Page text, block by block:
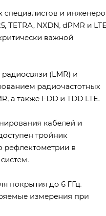
специалистов и
NXDN, dPMR и
важной
(LMR) и
радиочастотных
а также FDD и TDD LTE.
кабелей и
тройник
рефлектометрии в
покрытия до 6 ГГц.
измерения при